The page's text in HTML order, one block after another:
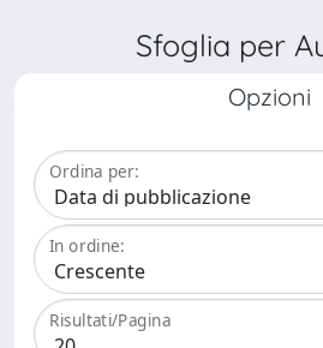
Sfoglia per
Opzioni
Ordina per:
In ordine:
Risultati/Pagina